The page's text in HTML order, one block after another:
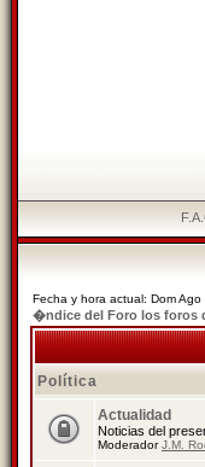
Fecha y hora actual: Dom
�ndice del Foro los foros
Política
Actualidad
Noticias del
ModeradorJ.M.